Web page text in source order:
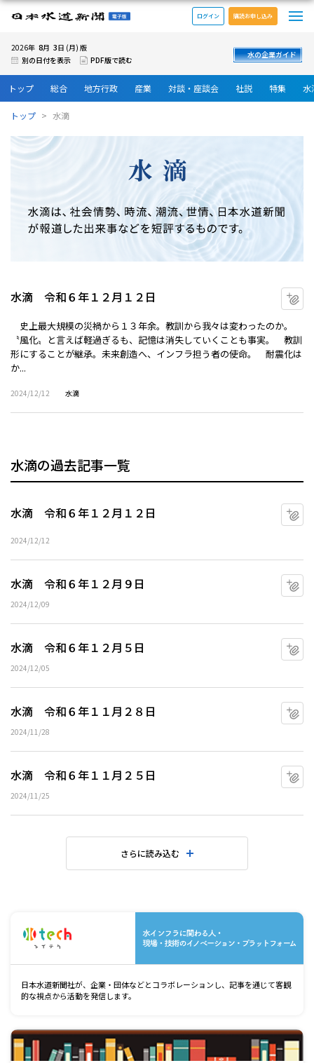
日本水道新聞 電子版
ログイン 購読お申し込み
2026年 8月 3日 (月) 版
別の日付を表示
PDF版で読む
水の企業ガイド
トップ 総合 地方行政 産業 対談・座談会 社説 特集 水
トップ 水滴
水滴 令和６年１２月１２日
史上最大規模の災禍から１３年余。教訓から我々は変わったのか。
〝風化〟と言えば軽過ぎるも、記憶は消失していくことも事実。 教訓
形にすることが継承。未来創造へ、インフラ担う者の使命。 耐震化は
か...
2024/12/12 水滴
水滴の過去記事一覧
水滴 令和６年１２月１２日
2024/12/12
水滴 令和６年１２月９日
2024/12/09
水滴 令和６年１２月５日
2024/12/05
水滴 令和６年１１月２８日
2024/11/28
水滴 令和６年１１月２５日
2024/11/25
さらに読み込む
日本水道新聞社が、企業・団体などとコラボレーションし、記事を通じて客観
的な視点から活動を発信します。